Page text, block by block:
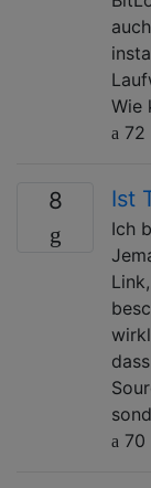
Wie
72
8 Ist
Ich
70